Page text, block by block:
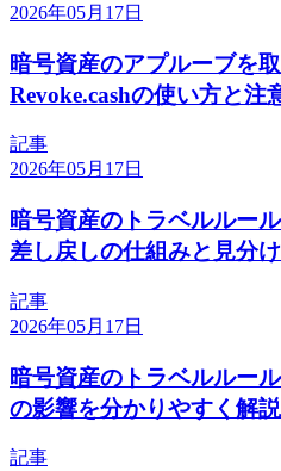
2026年05月17日
暗号資産のアプルーブを取
Revoke.cashの使い方と注
記事
2026年05月17日
暗号資産のトラベルルー
差し戻しの仕組みと見分
記事
2026年05月17日
暗号資産のトラベルルー
の影響を分かりやすく解説
記事